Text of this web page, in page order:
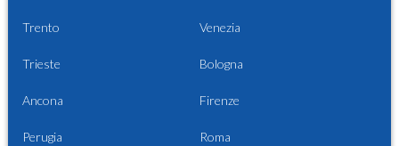
Trento Venezia
Trieste Bologna
Ancona Firenze
Perugia Roma